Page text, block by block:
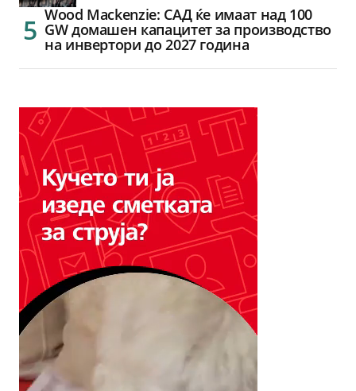
Wood Mackenzie: САД ќе имаат над 100
GW домашен капацитет за производство
на инвертори до 2027 година